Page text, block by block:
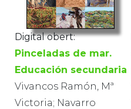
Digital obert:
Pinceladas de mar.
Educación secundaria
Vivancos Ramón, Mª
Victoria; Navarro